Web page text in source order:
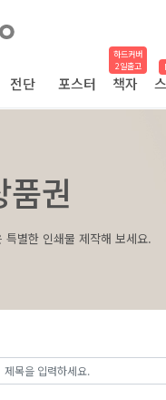
전단 포스터
하드커버
2일출고
책자
품권
특별한 인쇄물 제작해 보세요.